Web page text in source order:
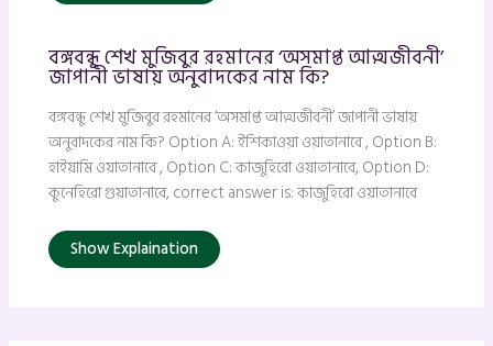
বঙ্গবন্ধু শেখ মুজিবুর রহমানের ‘অসমাপ্ত আত্মজীবনী’
জাপানী ভাষায় অনুবাদকের নাম কি?
বঙ্গবন্ধু শেখ মুজিবুর রহমানের ‘অসমাপ্ত আত্মজীবনী’ জাপানী ভাষায়
অনুবাদকের নাম কি? Option A: ইশিকাওয়া ওয়াতানাবে , Option B:
হাইয়ামি ওয়াতানাবে , Option C: কাজুহিরো ওয়াতানাবে, Option D:
কুনেহিরো গুয়াতানাবে, correct answer is: কাজুহিরো ওয়াতানাবে
Show Explaination